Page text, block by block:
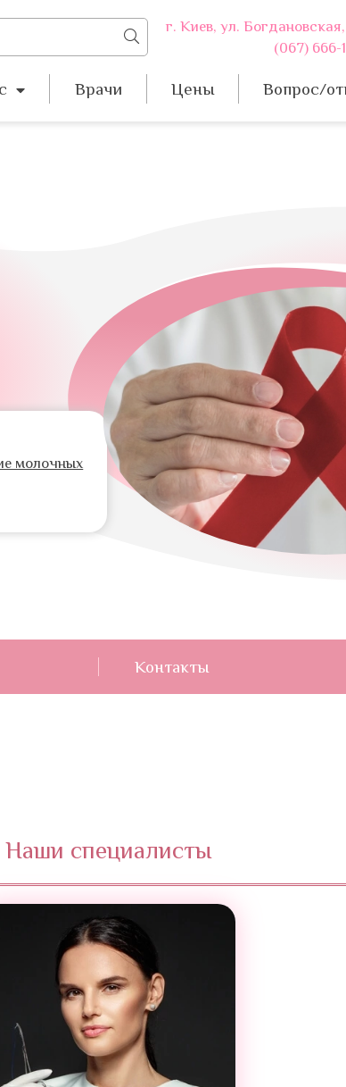
г. Киев, ул.
(067) 666-
Врачи Цены Вопрос/
молочных
Контакты
Наши специалисты